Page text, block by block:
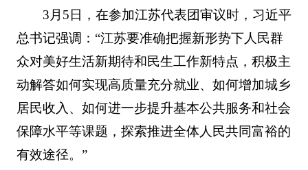
3月5日，在参加江苏代表团审议时，习近平
总书记强调：“江苏要准确把握新形势下人民群
众对美好生活新期待和民生工作新特点，积极主
动解答如何实现高质量充分就业、如何增加城乡
居民收入、如何进一步提升基本公共服务和社会
保障水平等课题，探索推进全体人民共同富裕的
有效途径。”